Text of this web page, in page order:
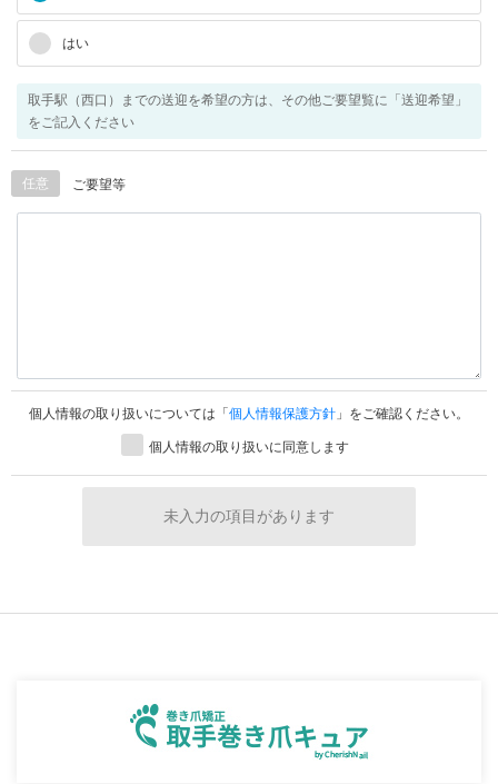
はい
取手駅（西口）までの送迎を希望の方は、その他ご要望覧に「送迎希望」
をご記入ください
ご要望等
任意
個人情報の取り扱いについては「個人情報保護方針 」をご確認ください。
個人情報の取り扱いに同意します